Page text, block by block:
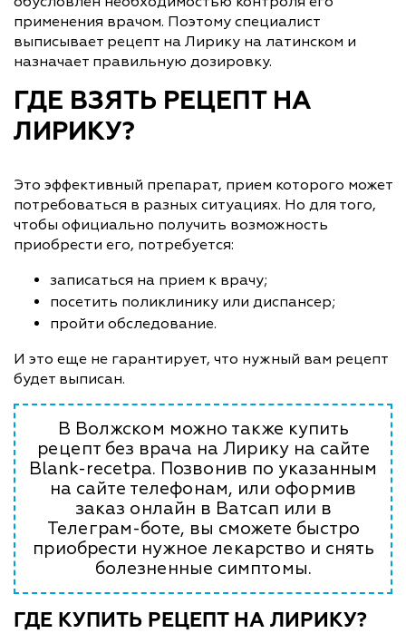
применения врачом. Поэтому специалист
выписывает рецепт на Лирику на латинском и
назначает правильную дозировку.
ГДЕ ВЗЯТЬ РЕЦЕПТ НА
ЛИРИКУ?
Это эффективный препарат, прием которого может
потребоваться в разных ситуациях. Но для того,
чтобы официально получить возможность
приобрести его, потребуется:
записаться на прием к врачу;
посетить поликлинику или диспансер;
пройти обследование.
И это еще не гарантирует, что нужный вам рецепт
будет выписан.
В Волжском можно также купить
рецепт без врача на Лирику на сайте
Blank-recetpa. Позвонив по указанным
на сайте телефонам, или оформив
заказ онлайн в Ватсап или в
Телеграм-боте, вы сможете быстро
приобрести нужное лекарство и снять
болезненные симптомы.
ГДЕ КУПИТЬ РЕЦЕПТ НА ЛИРИКУ?